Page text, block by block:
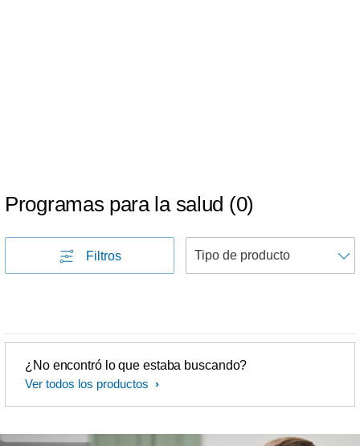
Programas para la salud (0)
Filtros
¿No encontró lo que estaba buscando?
Ver todos los productos